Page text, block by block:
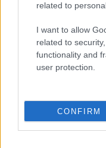
related to
I want to allow
related to
functionality and
user protection.
CONFIRM
Átlépte a
2022. november 3.